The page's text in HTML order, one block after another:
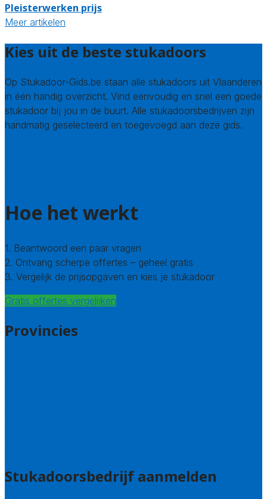
Pleisterwerken prijs
Meer artikelen
Kies uit de beste stukadoors
Op Stukadoor-Gids.be staan alle stukadoors uit Vlaanderen
in één handig overzicht. Vind eenvoudig en snel een goede
stukadoor bij jou in de buurt. Alle stukadoorsbedrijven zijn
handmatig geselecteerd en toegevoegd aan deze gids.
Hoe het werkt
1. Beantwoord een paar vragen
2. Ontvang scherpe offertes – geheel gratis
3. Vergelijk de prijsopgaven en kies je stukadoor
Gratis offertes vergelijken
Provincies
Stukadoorsbedrijf aanmelden